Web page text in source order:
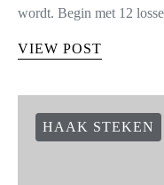
wordt. Begin met 12
VIEW POST
HAAK STEKEN